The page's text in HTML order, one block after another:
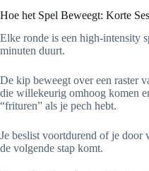
Hoe het Spel Beweegt: Korte
Elke ronde is een high‑intensity
minuten duurt.
De kip beweegt over een raster
die willekeurig omhoog komen
“frituren” als je pech hebt.
Je beslist voortdurend of je
de volgende stap komt.